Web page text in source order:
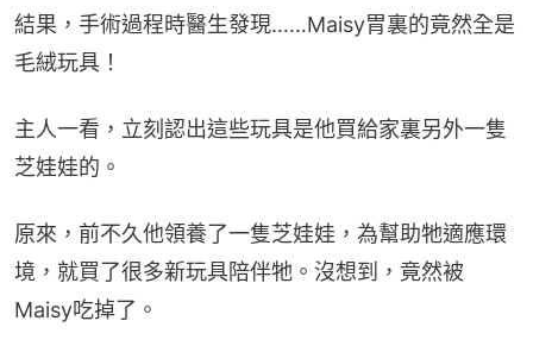
結果，手術過程時醫生發現……Maisy胃裏的竟然全是
毛絨玩具！
主人一看，立刻認出這些玩具是他買給家裏另外一隻
芝娃娃的。
原來，前不久他領養了一隻芝娃娃，為幫助牠適應環
境，就買了很多新玩具陪伴牠。沒想到，竟然被
Maisy吃掉了。